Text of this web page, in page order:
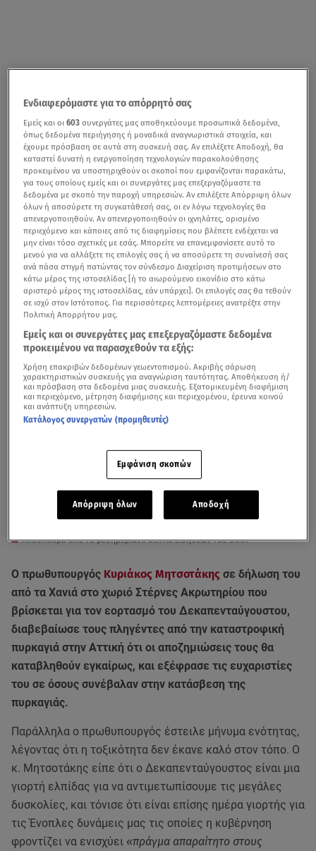
Απόσπασμα από το μεσημεριανό δελτίο ειδήσεων του STAR
Ο πρωθυπουργός Κυριάκος Μητσοτάκης σε δήλωση του
από τα Χανιά στο χωριό Στέρνες Ακρωτηρίου που
βρίσκεται για τον εορτασμό του Δεκαπενταύγουστου,
διαβεβαίωσε τους πληγέντες από την καταστροφική
πυρκαγιά στην Αττική ότι οι αποζημιώσεις τους θα
καταβληθούν εγκαίρως, και εξέφρασε τις ευχαριστίες
του σε όσους συνέβαλαν στην κατάσβεση της
πυρκαγιάς.
Παράλληλα ο πρωθυπουργός έστειλε μήνυμα ενότητας,
λέγοντας ότι η τοξικότητα δεν έκανε καλό στον τόπο. Ο
κ. Μητσοτάκης είπε ότι ο Δεκαπενταύγουστος είναι μια
γιορτή ελπίδας για να αντιμετωπίσουμε τις μεγάλες
δυσκολίες, και τόνισε ότι είναι επίσης ημέρα γιορτής για
τις Ένοπλες δυνάμεις μας τις οποίες η κυβέρνηση
φροντίζει να ενισχύει «πράγμα απαραίτητο στους
Ενδιαφερόμαστε για το απόρρητό σας
Εμείς και οι603 συνεργάτες μας αποθηκεύουμε προσωπικά δεδομένα,
όπως δεδομένα περιήγησης ή μοναδικά αναγνωριστικά στοιχεία, και
έχουμε πρόσβαση σε αυτά στη συσκευή σας. Αν επιλέξετε Αποδοχή, θα
καταστεί δυνατή η ενεργοποίηση τεχνολογιών παρακολούθησης
προκειμένου να υποστηριχθούν οι σκοποί που εμφανίζονται παρακάτω,
για τους οποίους εμείς και οι συνεργάτες μας επεξεργαζόμαστε τα
δεδομένα με σκοπό την παροχή υπηρεσιών. Αν επιλέξετε Απόρριψη όλων
όλων ή αποσύρετε τη συγκατάθεσή σας, οι εν λόγω τεχνολογίες θα
απενεργοποιηθούν. Αν απενεργοποιηθούν οι ιχνηλάτες, ορισμένο
περιεχόμενο και κάποιες από τις διαφημίσεις που βλέπετε ενδέχεται να
μην είναι τόσο σχετικές με εσάς. Μπορείτε να επανεμφανίσετε αυτό το
μενού για να αλλάξετε τις επιλογές σας ή να αποσύρετε τη συναίνεσή σας
ανά πάσα στιγμή πατώντας τον σύνδεσμο Διαχείριση προτιμήσεων στο
κάτω μέρος της ιστοσελίδας [ή το αιωρούμενο εικονίδιο στο κάτω
αριστερό μέρος της ιστοσελίδας, εάν υπάρχει]. Οι επιλογές σας θα τεθούν
σε ισχύ στον Ιστότοπος. Για περισσότερες λεπτομέρειες ανατρέξτε στην
Πολιτική Απορρήτου μας.
Εμείς και οι συνεργάτες μας επεξεργαζόμαστε δεδομένα
προκειμένου να παρασχεθούν τα εξής:
Χρήση επακριβών δεδομένων γεωεντοπισμού. Ακριβής σάρωση
χαρακτηριστικών συσκευής για αναγνώριση ταυτότητας. Αποθήκευση ή/
και πρόσβαση στα δεδομένα μιας συσκευής. Εξατομικευμένη διαφήμιση
και περιεχόμενο, μέτρηση διαφήμισης και περιεχομένου, έρευνα κοινού
και ανάπτυξη υπηρεσιών.
Κατάλογος συνεργατών (προμηθευτές)
Εμφάνιση σκοπών
Απόρριψη όλων Αποδοχή